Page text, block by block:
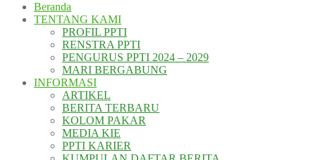
Beranda
TENTANG KAMI
PROFIL PPTI
RENSTRA PPTI
PENGURUS PPTI 2024 – 2029
MARI BERGABUNG
INFORMASI
ARTIKEL
BERITA TERBARU
KOLOM PAKAR
MEDIA KIE
PPTI KARIER